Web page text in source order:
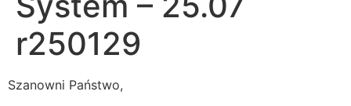
r250129
Szanowni Państwo,